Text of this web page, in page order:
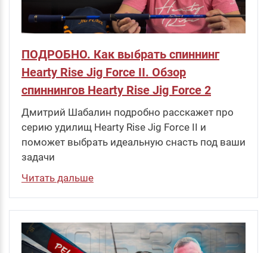
ПОДРОБНО. Как выбрать спиннинг
Hearty Rise Jig Force II. Обзор
спиннингов Hearty Rise Jig Force 2
Дмитрий Шабалин подробно расскажет про
серию удилищ Hearty Rise Jig Force II и
поможет выбрать идеальную снасть под ваши
задачи
Читать дальше